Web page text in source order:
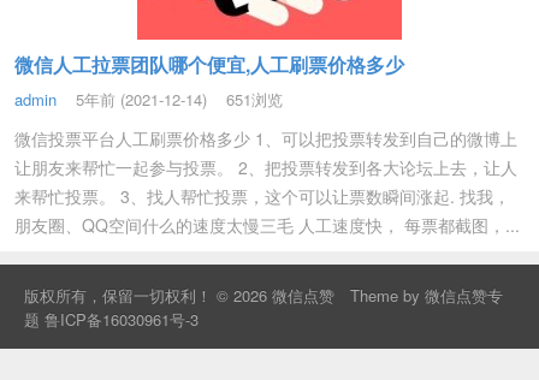
微信人工拉票团队哪个便宜,人工刷票价格多少
admin 5年前 (2021-12-14) 651浏览
微信投票平台人工刷票价格多少 1、可以把投票转发到自己的微博上
让朋友来帮忙一起参与投票。 2、把投票转发到各大论坛上去，让人
来帮忙投票。 3、找人帮忙投票，这个可以让票数瞬间涨起. 找我，
朋友圈、QQ空间什么的速度太慢三毛 人工速度快， 每票都截图，...
版权所有，保留一切权利！ © 2026 微信点赞 Theme by 微信点赞专
题 鲁ICP备16030961号-3